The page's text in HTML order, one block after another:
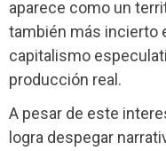
aparece como un
también más incierto
capitalismo
producción real.
A pesar de este
logra despegar